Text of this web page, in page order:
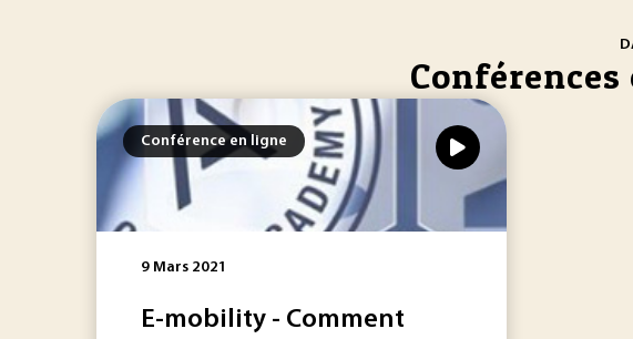
Conférences
Conférence en ligne
9 Mars 2021
E-mobility - Comment